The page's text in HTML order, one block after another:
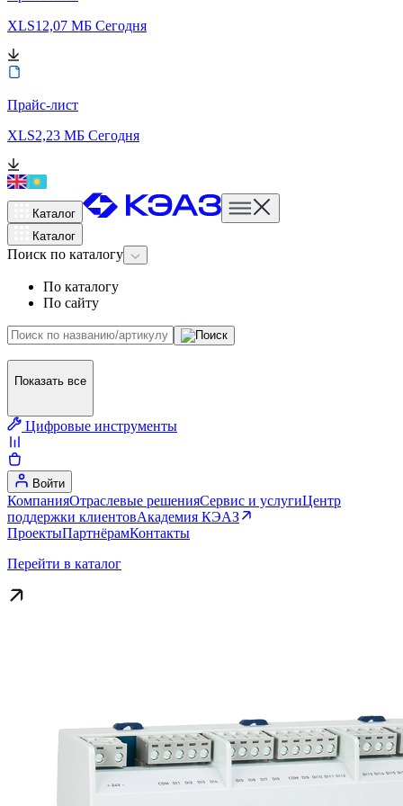
XLS12,07 МБ Сегодня
Прайс-лист
XLS2,23 МБ Сегодня
Каталог
Каталог
Поиск по каталогу
По каталогу
По сайту
Показать все
Цифровые инструменты
Войти
КомпанияОтраслевые решенияСервис и услугиЦентр
поддержки клиентовАкадемия КЭАЗ
ПроектыПартнёрамКонтакты
Перейти в каталог